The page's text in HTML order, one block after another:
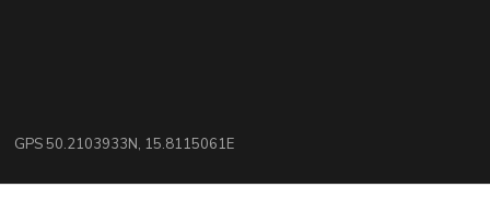
GPS 50.2103933N, 15.8115061E